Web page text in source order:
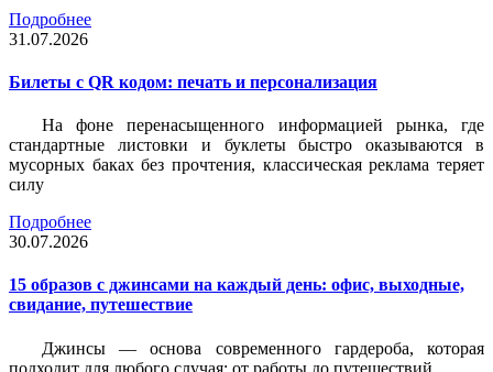
Подробнее
31.07.2026
Билеты c QR кодом: печать и персонализация
На фоне перенасыщенного информацией рынка, где
стандартные листовки и буклеты быстро оказываются в
мусорных баках без прочтения, классическая реклама теряет
силу
Подробнее
30.07.2026
15 образов с джинсами на каждый день: офис, выходные,
свидание, путешествие
Джинсы — основа современного гардероба, которая
подходит для любого случая: от работы до путешествий